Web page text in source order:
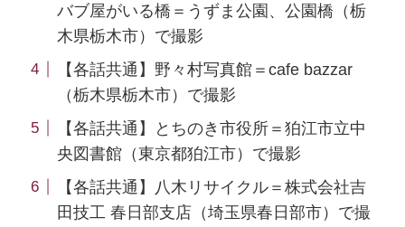
バブ屋がいる橋＝うずま公園、公園橋（栃
木県栃木市）で撮影
【各話共通】野々村写真館＝cafe bazzar
（栃木県栃木市）で撮影
【各話共通】とちのき市役所＝狛江市立中
央図書館（東京都狛江市）で撮影
【各話共通】八木リサイクル＝株式会社吉
田技工 春日部支店（埼玉県春日部市）で撮